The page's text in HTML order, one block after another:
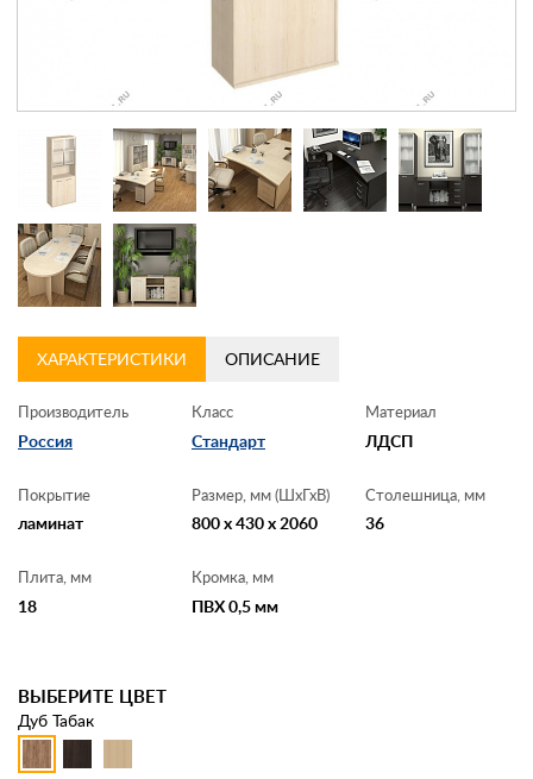
ХАРАКТЕРИСТИКИ ОПИСАНИЕ
Производитель
Россия
Класс
Стандарт
Материал
ЛДСП
Покрытие
ламинат
Размер, мм (ШхГхВ)
800 x 430 x 2060
Столешница, мм
36
Плита, мм
18
Кромка, мм
ПВХ 0,5 мм
ВЫБЕРИТЕ ЦВЕТ
Дуб Табак